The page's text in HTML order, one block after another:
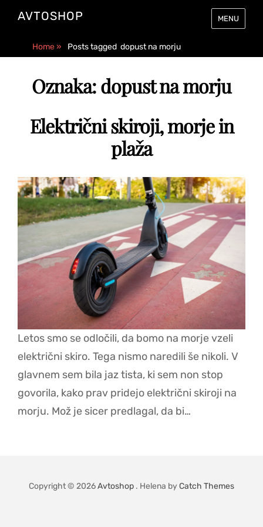
AVTOSHOP MENU
Home» Posts tagged dopust na morju
Oznaka:dopust na morju
Električni skiroji, morje in
plaža
Letos smo se odločili, da bomo na morje vzeli
električni skiro. Tega nismo naredili še nikoli. V
glavnem sem bila jaz tista, ki sem non stop
govorila, kako prav pridejo električni skiroji na
morju. Mož je sicer predlagal, da bi…
Copyright © 2026Avtoshop . Helena byCatch Themes